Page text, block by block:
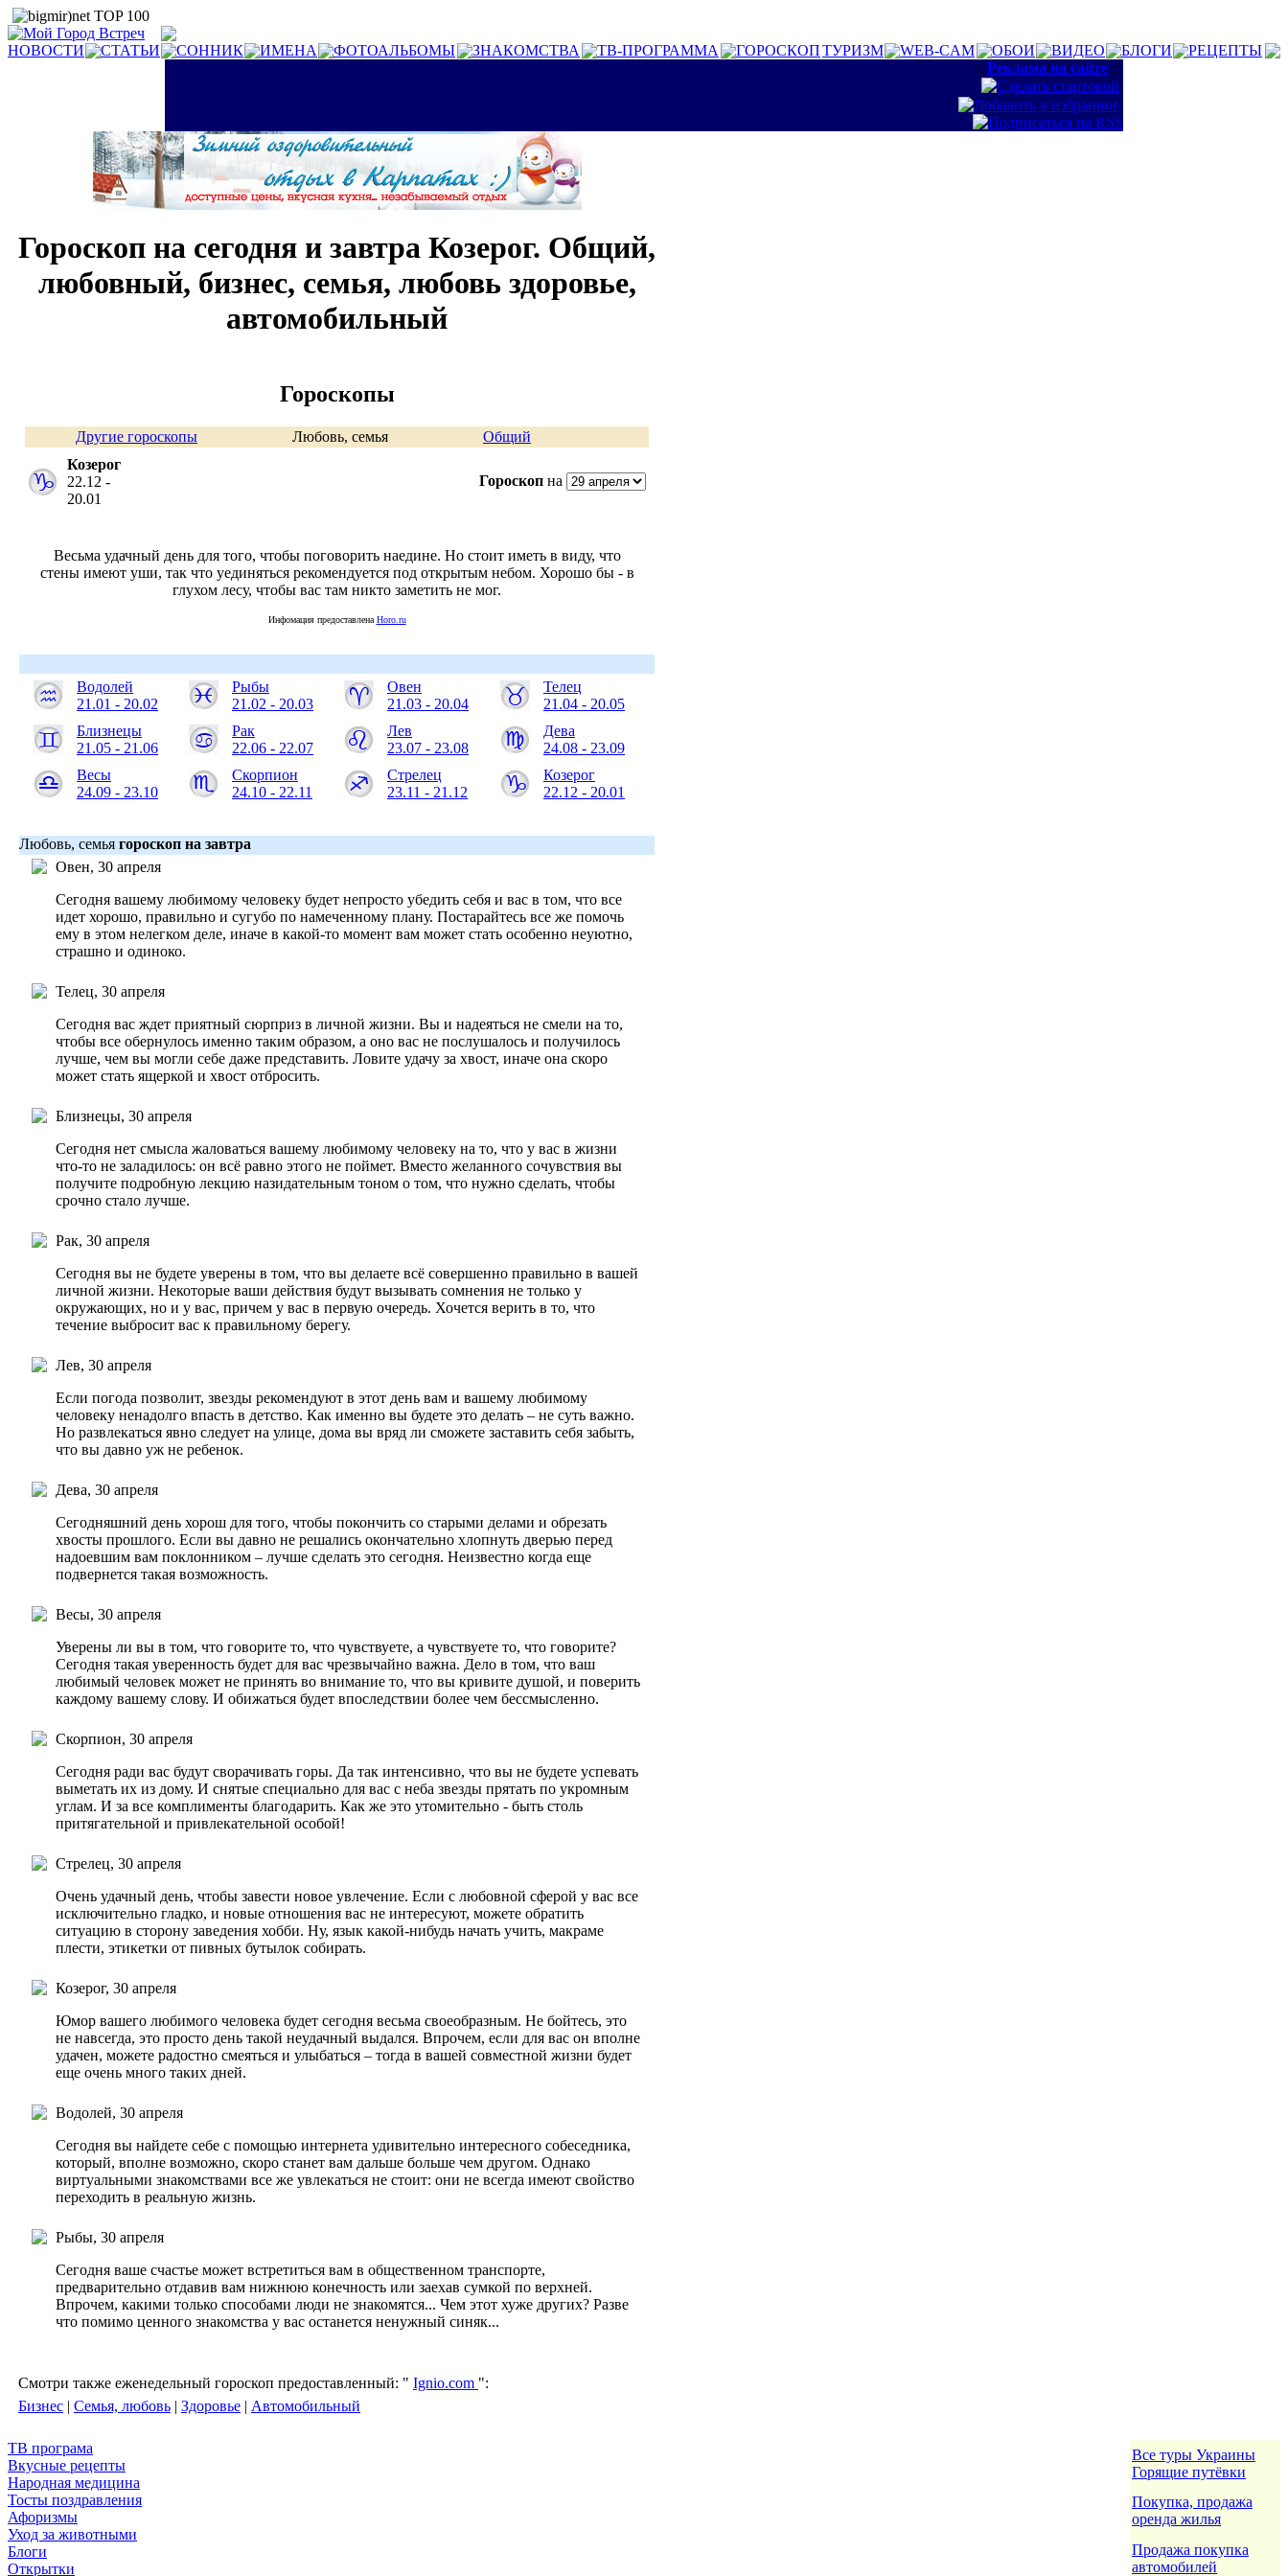
НОВОСТИ СТАТЬИ СОННИК ИМЕНА ФОТОАЛЬБОМЫ ЗНАКОМСТВА ТВ-ПРОГРАММА ГОРОСКОПТУРИЗМ WEB-CAM ОБОИ ВИДЕО БЛОГИ
РЕЦЕПТЫ
:: Реклама на сайте ::
Гороскоп на сегодня и завтра Козерог. Общий,
любовный, бизнес, семья, любовь здоровье,
автомобильный
Гороскопы
Другие гороскопы Любовь, семья
Общий
Козерог
22.12 -
20.01
Гороскоп на
Весьма удачный день для того, чтобы поговорить наедине. Но стоит иметь в виду, что
стены имеют уши, так что уединяться рекомендуется под открытым небом. Хорошо бы - в
глухом лесу, чтобы вас там никто заметить не мог.
Инфомация предоставлена Horo.ru
Водолей
21.01 - 20.02
Рыбы
21.02 - 20.03
Овен
21.03 - 20.04
Телец
21.04 - 20.05
Близнецы
21.05 - 21.06
Рак
22.06 - 22.07
Лев
23.07 - 23.08
Дева
24.08 - 23.09
Весы
24.09 - 23.10
Скорпион
24.10 - 22.11
Стрелец
23.11 - 21.12
Козерог
22.12 - 20.01
Любовь, семья гороскоп на завтра
Овен, 30 апреля
Сегодня вашему любимому человеку будет непросто убедить себя и вас в том, что все
идет хорошо, правильно и сугубо по намеченному плану. Постарайтесь все же помочь
ему в этом нелегком деле, иначе в какой-то момент вам может стать особенно неуютно,
страшно и одиноко.
Телец, 30 апреля
Сегодня вас ждет приятный сюрприз в личной жизни. Вы и надеяться не смели на то,
чтобы все обернулось именно таким образом, а оно вас не послушалось и получилось
лучше, чем вы могли себе даже представить. Ловите удачу за хвост, иначе она скоро
может стать ящеркой и хвост отбросить.
Близнецы, 30 апреля
Сегодня нет смысла жаловаться вашему любимому человеку на то, что у вас в жизни
что-то не заладилось: он всё равно этого не поймет. Вместо желанного сочувствия вы
получите подробную лекцию назидательным тоном о том, что нужно сделать, чтобы
срочно стало лучше.
Рак, 30 апреля
Сегодня вы не будете уверены в том, что вы делаете всё совершенно правильно в вашей
личной жизни. Некоторые ваши действия будут вызывать сомнения не только у
окружающих, но и у вас, причем у вас в первую очередь. Хочется верить в то, что
течение выбросит вас к правильному берегу.
Лев, 30 апреля
Если погода позволит, звезды рекомендуют в этот день вам и вашему любимому
человеку ненадолго впасть в детство. Как именно вы будете это делать – не суть важно.
Но развлекаться явно следует на улице, дома вы вряд ли сможете заставить себя забыть,
что вы давно уж не ребенок.
Дева, 30 апреля
Сегодняшний день хорош для того, чтобы покончить со старыми делами и обрезать
хвосты прошлого. Если вы давно не решались окончательно хлопнуть дверью перед
надоевшим вам поклонником – лучше сделать это сегодня. Неизвестно когда еще
подвернется такая возможность.
Весы, 30 апреля
Уверены ли вы в том, что говорите то, что чувствуете, а чувствуете то, что говорите?
Сегодня такая уверенность будет для вас чрезвычайно важна. Дело в том, что ваш
любимый человек может не принять во внимание то, что вы кривите душой, и поверить
каждому вашему слову. И обижаться будет впоследствии более чем бессмысленно.
Скорпион, 30 апреля
Сегодня ради вас будут сворачивать горы. Да так интенсивно, что вы не будете успевать
выметать их из дому. И снятые специально для вас с неба звезды прятать по укромным
углам. И за все комплименты благодарить. Как же это утомительно - быть столь
притягательной и привлекательной особой!
Стрелец, 30 апреля
Очень удачный день, чтобы завести новое увлечение. Если с любовной сферой у вас все
исключительно гладко, и новые отношения вас не интересуют, можете обратить
ситуацию в сторону заведения хобби. Ну, язык какой-нибудь начать учить, макраме
плести, этикетки от пивных бутылок собирать.
Козерог, 30 апреля
Юмор вашего любимого человека будет сегодня весьма своеобразным. Не бойтесь, это
не навсегда, это просто день такой неудачный выдался. Впрочем, если для вас он вполне
удачен, можете радостно смеяться и улыбаться – тогда в вашей совместной жизни будет
еще очень много таких дней.
Водолей, 30 апреля
Сегодня вы найдете себе с помощью интернета удивительно интересного собеседника,
который, вполне возможно, скоро станет вам дальше больше чем другом. Однако
виртуальными знакомствами все же увлекаться не стоит: они не всегда имеют свойство
переходить в реальную жизнь.
Рыбы, 30 апреля
Сегодня ваше счастье может встретиться вам в общественном транспорте,
предварительно отдавив вам нижнюю конечность или заехав сумкой по верхней.
Впрочем, какими только способами люди не знакомятся... Чем этот хуже других? Разве
что помимо ценного знакомства у вас останется ненужный синяк...
Смотри также еженедельный гороскоп предоставленный: " Ignio.com ":
Бизнес | Семья, любовь | Здоровье | Автомобильный
ТВ програма
Вкусные рецепты
Народная медицина
Тосты поздравления
Афоризмы
Уход за животными
Блоги
Открытки
Все туры Украины
Горящие путёвки
Покупка, продажа
оренда жилья
Продажа покупка
автомобилей